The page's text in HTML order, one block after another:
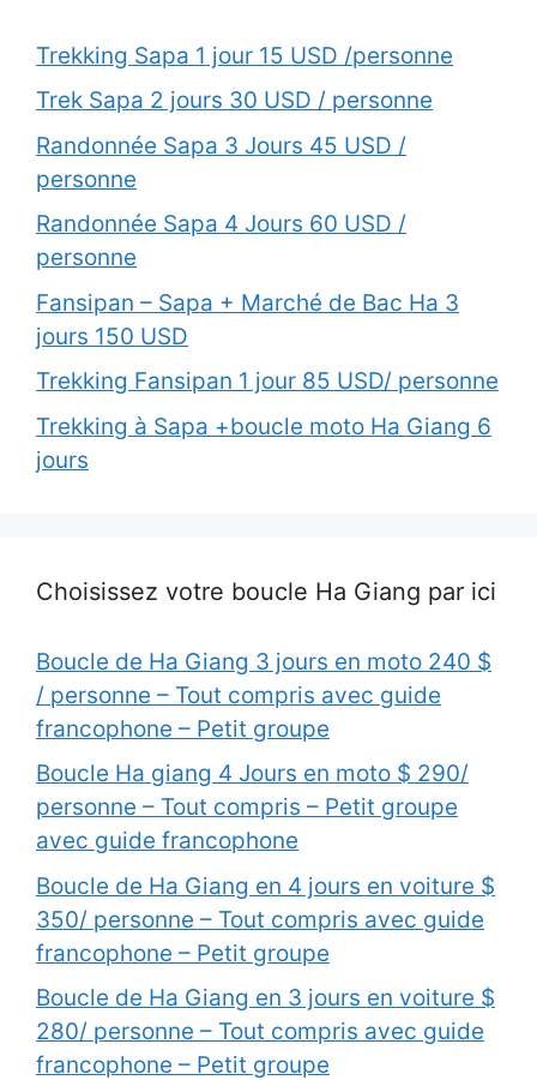
Trekking Sapa 1 jour 15 USD /personne
Trek Sapa 2 jours 30 USD / personne
Randonnée Sapa 3 Jours 45 USD /
personne
Randonnée Sapa 4 Jours 60 USD /
personne
Fansipan – Sapa + Marché de Bac Ha 3
jours 150 USD
Trekking Fansipan 1 jour 85 USD/ personne
Trekking à Sapa +boucle moto Ha Giang 6
jours
Choisissez votre boucle Ha Giang par ici
Boucle de Ha Giang 3 jours en moto 240 $
/ personne – Tout compris avec guide
francophone – Petit groupe
Boucle Ha giang 4 Jours en moto $ 290/
personne – Tout compris – Petit groupe
avec guide francophone
Boucle de Ha Giang en 4 jours en voiture $
350/ personne – Tout compris avec guide
francophone – Petit groupe
Boucle de Ha Giang en 3 jours en voiture $
280/ personne – Tout compris avec guide
francophone – Petit groupe